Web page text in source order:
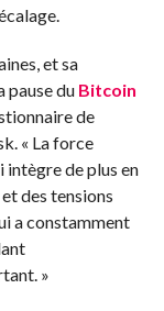
et sa
pause du Bitcoin
de
« La force
intègre de plus en
des tensions
a constamment
»